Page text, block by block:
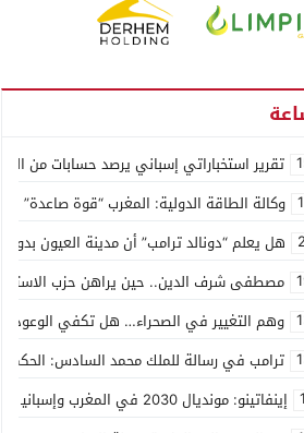
تقرير استخباراتي إسباني يرصد حسابات من الجزائر وأرقاما بـ”213+” ضمن حملة رقمية منظمة
وكالة الطاقة الدولية: المغرب “قوة صاعدة”
هل يعلم “دونالد ترامب” أن مدينة العيون بدون
مصطفى شرف الدين.. حين يراهن حزب
وهم التغيير في الصحراء… هل تكفي الوعود
ترامب في رسالة للملك محمد السادس: الحكم
إينفاتينو: مونديال 2030 في المغرب وإسبانيا والبرتغال سيكون “الأجمل في التاريخ”